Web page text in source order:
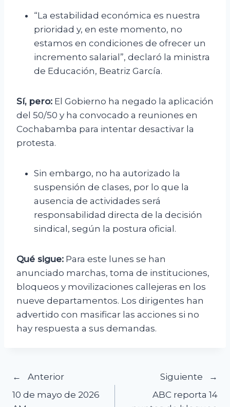
“La estabilidad económica es nuestra
prioridad y, en este momento, no
estamos en condiciones de ofrecer un
incremento salarial”, declaró la ministra
de Educación, Beatriz García.
Sí, pero: El Gobierno ha negado la aplicación
del 50/50 y ha convocado a reuniones en
Cochabamba para intentar desactivar la
protesta.
Sin embargo, no ha autorizado la
suspensión de clases, por lo que la
ausencia de actividades será
responsabilidad directa de la decisión
sindical, según la postura oficial.
Qué sigue: Para este lunes se han
anunciado marchas, toma de instituciones,
bloqueos y movilizaciones callejeras en los
nueve departamentos. Los dirigentes han
advertido con masificar las acciones si no
hay respuesta a sus demandas.
Navegación
Anterior
10 de mayo de 2026
Siguiente
ABC reporta 14